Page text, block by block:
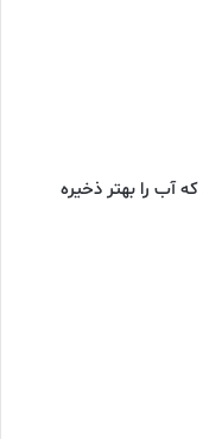
آب را بهتر ذخیره